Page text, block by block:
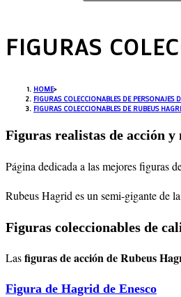
FIGURAS
HOME>
FIGURAS COLECCIONABLES DE PERSONAJES
FIGURAS COLECCIONABLES DE RUBEUS
Figuras realistas de acción y
Página dedicada a las mejores figuras
Rubeus Hagrid es un semi-gigante de
Figuras coleccionables de
Lasfiguras de acción de Rubeus
Figura de Hagrid de Enesco